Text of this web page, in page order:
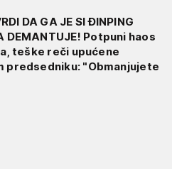
DA GA JE SI ĐINPING
DEMANTUJE! Potpuni haos
teške reči upućene
predsedniku: "Obmanjujete